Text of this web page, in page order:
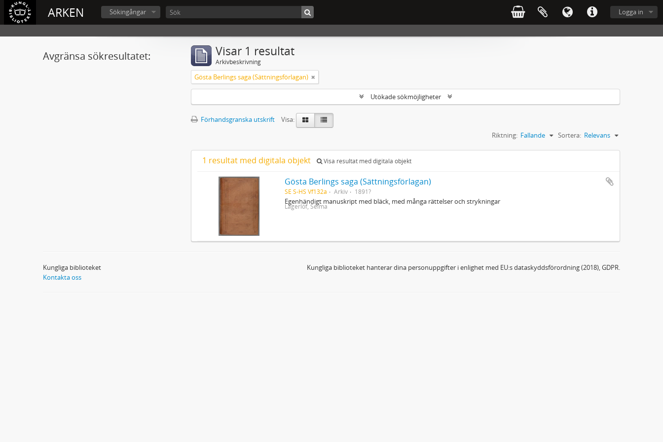
ARKEN Logga in
Sökingångar
Avgränsa sökresultatet: Visar 1 resultat
Arkivbeskrivning
Gösta Berlings saga (Sättningsförlagan)
Utökade sökmöjligheter
Förhandsgranska utskrift
Visa:
Sortera: Relevans
Riktning: Fallande
1 resultat med digitala objekt Visa resultat med digitala objekt
Gösta Berlings saga (Sättningsförlagan)
SE S-HS Vf132a Arkiv 1891?
Egenhändigt manuskript med bläck, med många rättelser och strykningar
Lagerlöf, Selma
Kungliga biblioteket
Kontakta oss
Kungliga biblioteket hanterar dina personuppgifter i enlighet med EU:s dataskyddsförordning (2018), GDPR.